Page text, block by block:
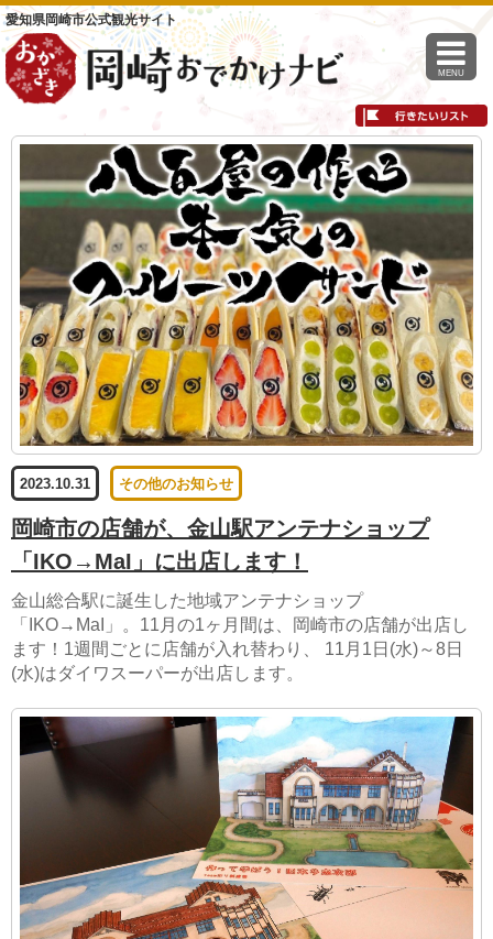
愛知県岡崎市公式観光サイト
MENU
2023.10.31 その他のお知らせ
岡崎市の店舗が、金山駅アンテナショップ
「IKO→MaI」に出店します！
金山総合駅に誕生した地域アンテナショップ
「IKO→MaI」。11月の1ヶ月間は、岡崎市の店舗が出店し
ます！1週間ごとに店舗が入れ替わり、 11月1日(水)～8日
(水)はダイワスーパーが出店します。